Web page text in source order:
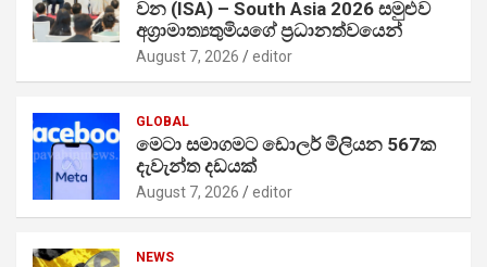
වන (ISA) – South Asia 2026 සමුළුව
අග්‍රාමාත්‍යතුමියගේ ප්‍රධානත්වයෙන්
August 7, 2026 editor
GLOBAL
මෙටා සමාගමට ඩොලර් මිලියන 567ක
දැවැන්ත දඩයක්
August 7, 2026 editor
NEWS